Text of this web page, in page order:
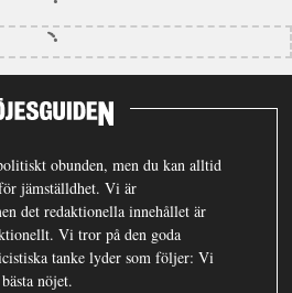
obunden, men du kan alltid
jämställdhet. Vi är
det redaktionella innehållet är
Vi tror på den goda
tanke lyder som följer: Vi
nöjet.